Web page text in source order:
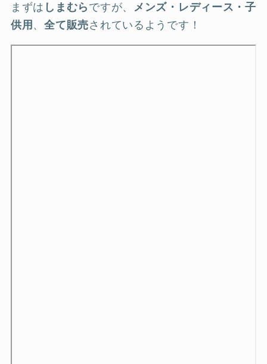
まずは しまむらですが、 メンズ・レディース・子
供用 、全て販売されているようです！